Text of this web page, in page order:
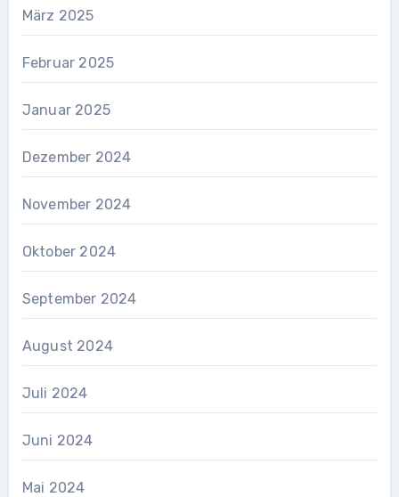
März 2025
Februar 2025
Januar 2025
Dezember 2024
November 2024
Oktober 2024
September 2024
August 2024
Juli 2024
Juni 2024
Mai 2024